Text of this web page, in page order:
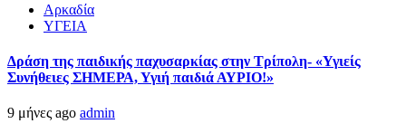
Αρκαδία
ΥΓΕΙΑ
Δράση της παιδικής παχυσαρκίας στην Τρίπολη- «Υγιείς
Συνήθειες ΣΗΜΕΡΑ, Υγιή παιδιά ΑΥΡΙΟ!»
9 μήνες ago admin